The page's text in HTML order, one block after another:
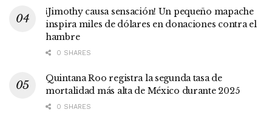
¡Jimothy causa sensación! Un pequeño mapache
inspira miles de dólares en donaciones contra el
hambre
0 SHARES
Quintana Roo registra la segunda tasa de
mortalidad más alta de México durante 2025
0 SHARES